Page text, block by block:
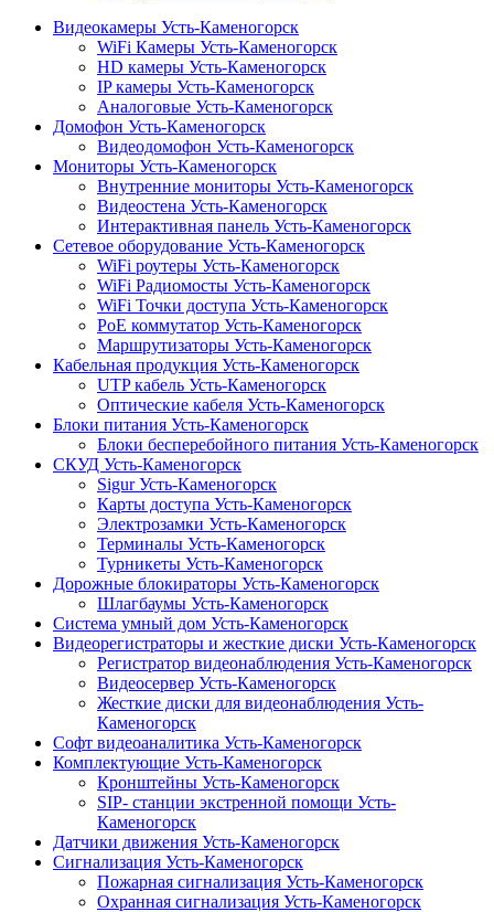
Видеокамеры Усть-Каменогорск
WiFi Камеры Усть-Каменогорск
HD камеры Усть-Каменогорск
IP камеры Усть-Каменогорск
Аналоговые Усть-Каменогорск
Домофон Усть-Каменогорск
Видеодомофон Усть-Каменогорск
Мониторы Усть-Каменогорск
Внутренние мониторы Усть-Каменогорск
Видеостена Усть-Каменогорск
Интерактивная панель Усть-Каменогорск
Сетевое оборудование Усть-Каменогорск
WiFi роутеры Усть-Каменогорск
WiFi Радиомосты Усть-Каменогорск
WiFi Точки доступа Усть-Каменогорск
PoE коммутатор Усть-Каменогорск
Маршрутизаторы Усть-Каменогорск
Кабельная продукция Усть-Каменогорск
UTP кабель Усть-Каменогорск
Оптические кабеля Усть-Каменогорск
Блоки питания Усть-Каменогорск
Блоки бесперебойного питания Усть-Каменогорск
СКУД Усть-Каменогорск
Sigur Усть-Каменогорск
Карты доступа Усть-Каменогорск
Электрозамки Усть-Каменогорск
Терминалы Усть-Каменогорск
Турникеты Усть-Каменогорск
Дорожные блокираторы Усть-Каменогорск
Шлагбаумы Усть-Каменогорск
Система умный дом Усть-Каменогорск
Видеорегистраторы и жесткие диски Усть-Каменогорск
Регистратор видеонаблюдения Усть-Каменогорск
Видеосервер Усть-Каменогорск
Жесткие диски для видеонаблюдения Усть-
Каменогорск
Софт видеоаналитика Усть-Каменогорск
Комплектующие Усть-Каменогорск
Кронштейны Усть-Каменогорск
SIP- станции экстренной помощи Усть-
Каменогорск
Датчики движения Усть-Каменогорск
Сигнализация Усть-Каменогорск
Пожарная сигнализация Усть-Каменогорск
Охранная сигнализация Усть-Каменогорск